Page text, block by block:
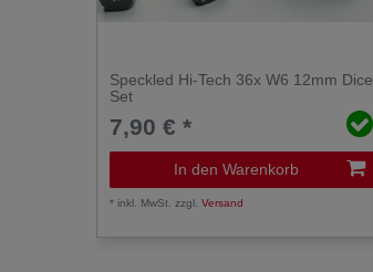
Speckled Hi-Tech 36x W6 12mm Dice
Set
7,90 € *
In den Warenkorb
*inkl. MwSt. zzgl.Versand